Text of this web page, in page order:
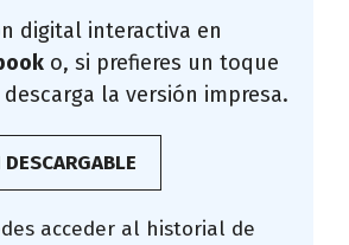
digital interactiva en
o, si prefieres un toque
la versión impresa.
acceder al historial de